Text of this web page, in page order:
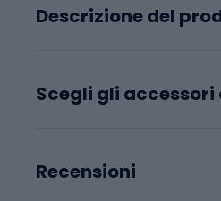
Descrizione del
Scegli gli
Recensioni